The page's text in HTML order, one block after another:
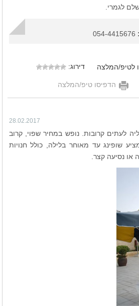
לגמרי.
לטיפ/המלצה דירוג:
הדפיסו טיפ/המלצה
28.02.2017
לעתים קרובות. נופש במחיר שפוי, קרוב
שופינג עד מאוחר בלילה, כולל חנויות
או נסיעה קצר.